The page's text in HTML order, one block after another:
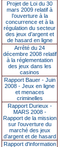
Projet de Loi du 30
mars 2009 relatif à
l’ouverture à la
concurrence et à la
régulation du secteur
des jeux d’argent et
de hasard en ligne
Arrêté du 24
décembre 2008 relatif
à la réglementation
des jeux dans les
casinos
Rapport Bauer - Juin
2008 - Jeux en ligne
et menaces
criminelles
Rapport Durieux -
MARS 2008 -
Rapport de la mission
sur l’ouverture du
marché des jeux
d’argent et de hasard
Rapport d'information